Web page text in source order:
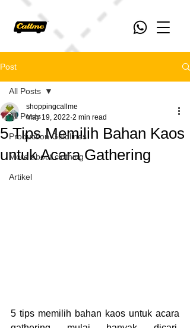
Post
All Posts
Production Guidlines
More about clothing
Artikel
All Posts
5 Tips Memilih Bahan Kaos
untuk Acara Gathering
shoppingcallme
May 19, 2022 2 min read
5 tips memilih bahan kaos untuk acara